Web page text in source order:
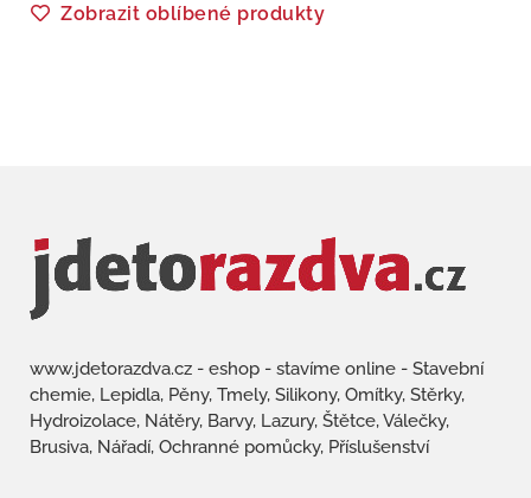
Zobrazit oblíbené produkty
www.jdetorazdva.cz - eshop - stavíme online - Stavební
chemie, Lepidla, Pěny, Tmely, Silikony, Omítky, Stěrky,
Hydroizolace, Nátěry, Barvy, Lazury, Štětce, Válečky,
Brusiva, Nářadí, Ochranné pomůcky, Příslušenství